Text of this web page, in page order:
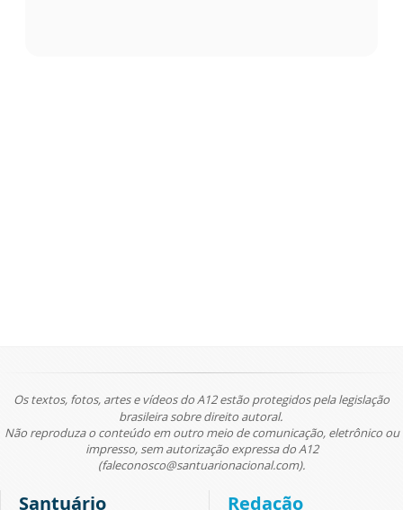
Os textos, fotos, artes e vídeos do A12 estão protegidos pela legislação
brasileira sobre direito autoral.
Não reproduza o conteúdo em outro meio de comunicação, eletrônico ou
impresso, sem autorização expressa do A12
(faleconosco@santuarionacional.com).
Santuário Redação